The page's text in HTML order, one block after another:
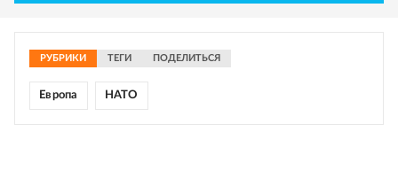
РУБРИКИ ТЕГИ ПОДЕЛИТЬСЯ
Европа НАТО